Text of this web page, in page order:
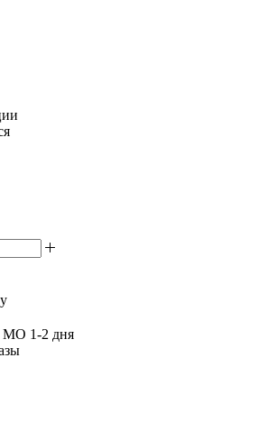
МО 1-2 дня